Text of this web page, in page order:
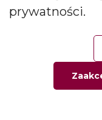
Pytania i
Moje konto
prywatności.